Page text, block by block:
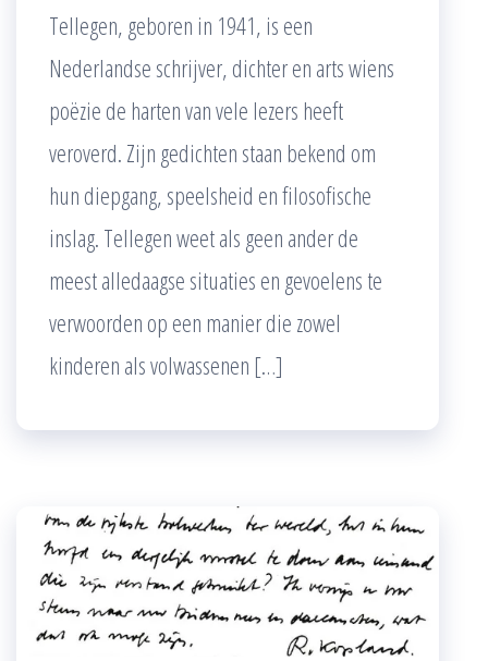
Tellegen, geboren in 1941, is een
Nederlandse schrijver, dichter en arts wiens
poëzie de harten van vele lezers heeft
veroverd. Zijn gedichten staan bekend om
hun diepgang, speelsheid en filosofische
inslag. Tellegen weet als geen ander de
meest alledaagse situaties en gevoelens te
verwoorden op een manier die zowel
kinderen als volwassenen […]